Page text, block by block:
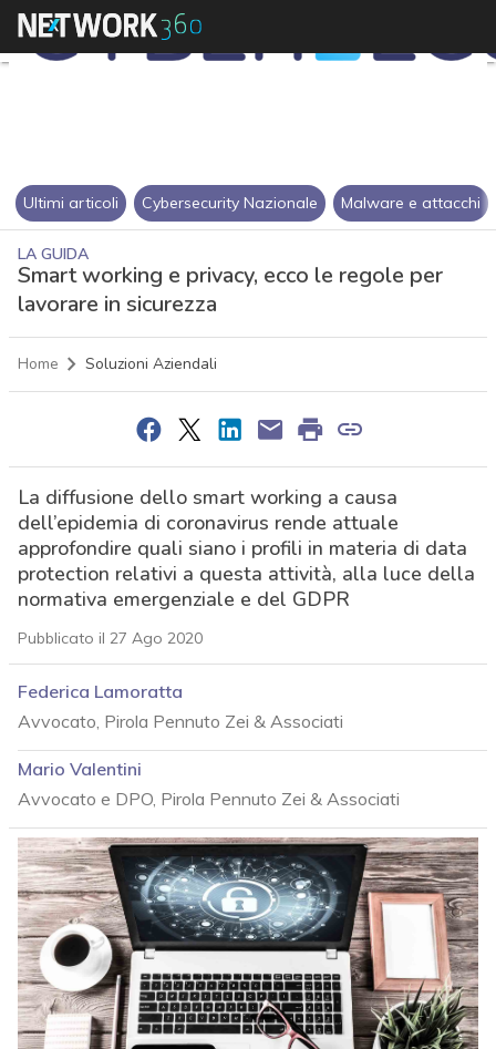
Ultimi articoli Cybersecurity Nazionale Malware e attacchi
LA GUIDA
Smart working e privacy, ecco le regole per
lavorare in sicurezza
Home Soluzioni Aziendali
La diffusione dello smart working a causa
dell’epidemia di coronavirus rende attuale
approfondire quali siano i profili in materia di data
protection relativi a questa attività, alla luce della
normativa emergenziale e del GDPR
Pubblicato il 27 Ago 2020
Federica Lamoratta
Avvocato, Pirola Pennuto Zei & Associati
Mario Valentini
Avvocato e DPO, Pirola Pennuto Zei & Associati